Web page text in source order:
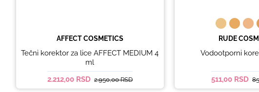
AFFECT COSMETICS
Tečni korektor za lice AFFECT MEDIUM 4
ml
2.212,00 RSD 2.950,00 RSD
RUDE
Vodootporni
511,00 RSD